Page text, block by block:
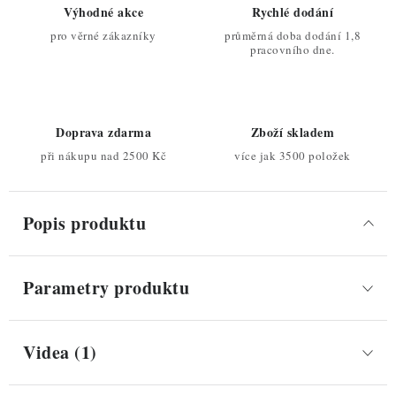
Výhodné akce
pro věrné zákazníky
Rychlé dodání
průměrná doba dodání 1,8
pracovního dne.
Doprava zdarma
při nákupu nad 2500 Kč
Zboží skladem
více jak 3500 položek
Popis produktu
Parametry produktu
Videa (1)